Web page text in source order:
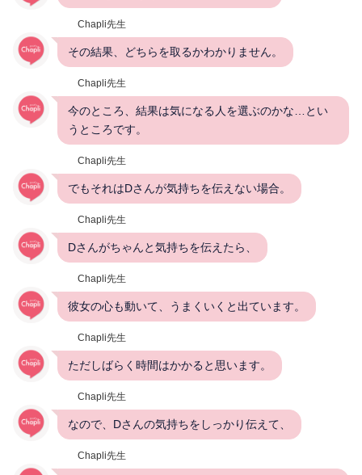
Chapli先生
その結果、どちらを取るかわかりません。
Chapli先生
今のところ、結果は気になる人を選ぶのかな…とい
うところです。
Chapli先生
でもそれはDさんが気持ちを伝えない場合。
Chapli先生
Dさんがちゃんと気持ちを伝えたら、
Chapli先生
彼女の心も動いて、うまくいくと出ています。
Chapli先生
ただしばらく時間はかかると思います。
Chapli先生
なので、Dさんの気持ちをしっかり伝えて、
Chapli先生